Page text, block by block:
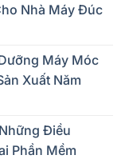
Nhà Máy Đúc
Máy Móc
Xuất Năm
Điều
Phần Mềm